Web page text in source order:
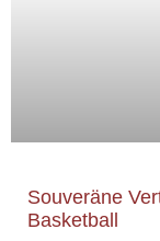
Souveräne
Basketball